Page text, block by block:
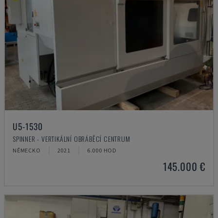
U5-1530
SPINNER - VERTIKÁLNÍ OBRÁBĚCÍ CENTRUM
NĚMECKO 2021 6.000 HOD
145.000 €